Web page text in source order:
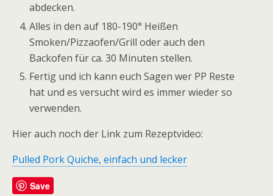
abdecken.
Alles in den auf 180-190° Heißen
Smoken/Pizzaofen/Grill oder auch den
Backofen für ca. 30 Minuten stellen.
Fertig und ich kann euch Sagen wer PP Reste
hat und es versucht wird es immer wieder so
verwenden.
Hier auch noch der Link zum Rezeptvideo:
Pulled Pork Quiche, einfach und lecker
Save